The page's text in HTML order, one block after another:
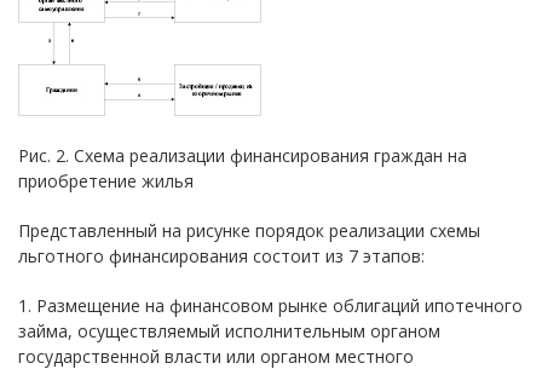
Рис. 2. Схема реализации финансирования граждан на
приобретение жилья
Представленный на рисунке порядок реализации схемы
льготного финансирования состоит из 7 этапов:
1. Размещение на финансовом рынке облигаций ипотечного
займа, осуществляемый исполнительным органом
государственной власти или органом местного